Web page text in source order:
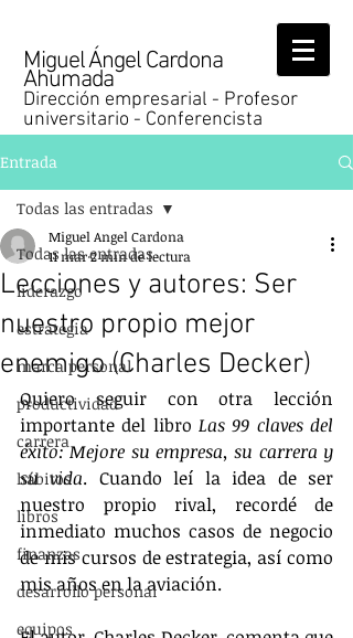
Miguel Ángel Cardona
Ahumada
Dirección empresarial - Profesor
universitario - Conferencista
Entrada
Todas las entradas
liderazgo
estrategia
marca personal
productividad
carrera
hábitos
libros
finanzas
desarrollo personal
equipos
Todas las entradas
Lecciones y autores: Ser
nuestro propio mejor
enemigo (Charles Decker)
Miguel Angel Cardona
11 mar2 min de lectura
Quiero seguir con otra lección
importante del libro Las 99 claves del
éxito: Mejore su empresa, su carrera y
su vida. Cuando leí la idea de ser
nuestro propio rival, recordé de
inmediato muchos casos de negocio
de mis cursos de estrategia, así como
mis años en la aviación.